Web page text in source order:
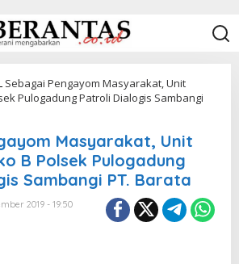
Sebagai Pengayom Masyarakat, Unit
Pulogadung Patroli Dialogis Sambangi
Masyarakat, Unit
B Polsek Pulogadung
Sambangi PT. Barata
2019 - 19:50